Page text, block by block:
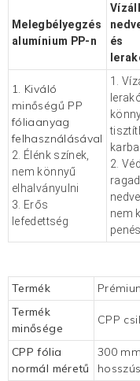
Melegbélyegzés
alumínium PP-n
és
1. Kiváló
minőségű PP
fóliaanyag
felhasználásával
2. Élénk színek,
nem könnyű
elhalványulni
3. Erős
lefedettség
1.
2.
nem
Termék
Termék
minősége
CPP
CPP fólia
normál méretű
300